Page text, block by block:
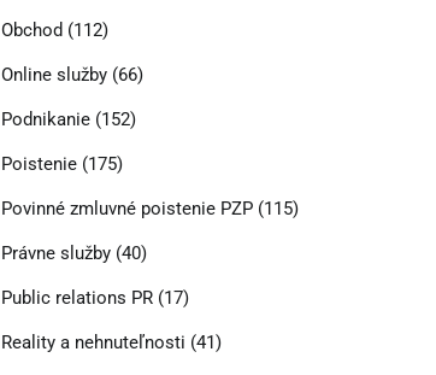
Obchod (112)
Online služby(66)
Podnikanie(152)
Poistenie(175)
Povinné zmluvné poistenie PZP(115)
Právne služby(40)
Public relations PR(17)
Reality a nehnuteľnosti (41)